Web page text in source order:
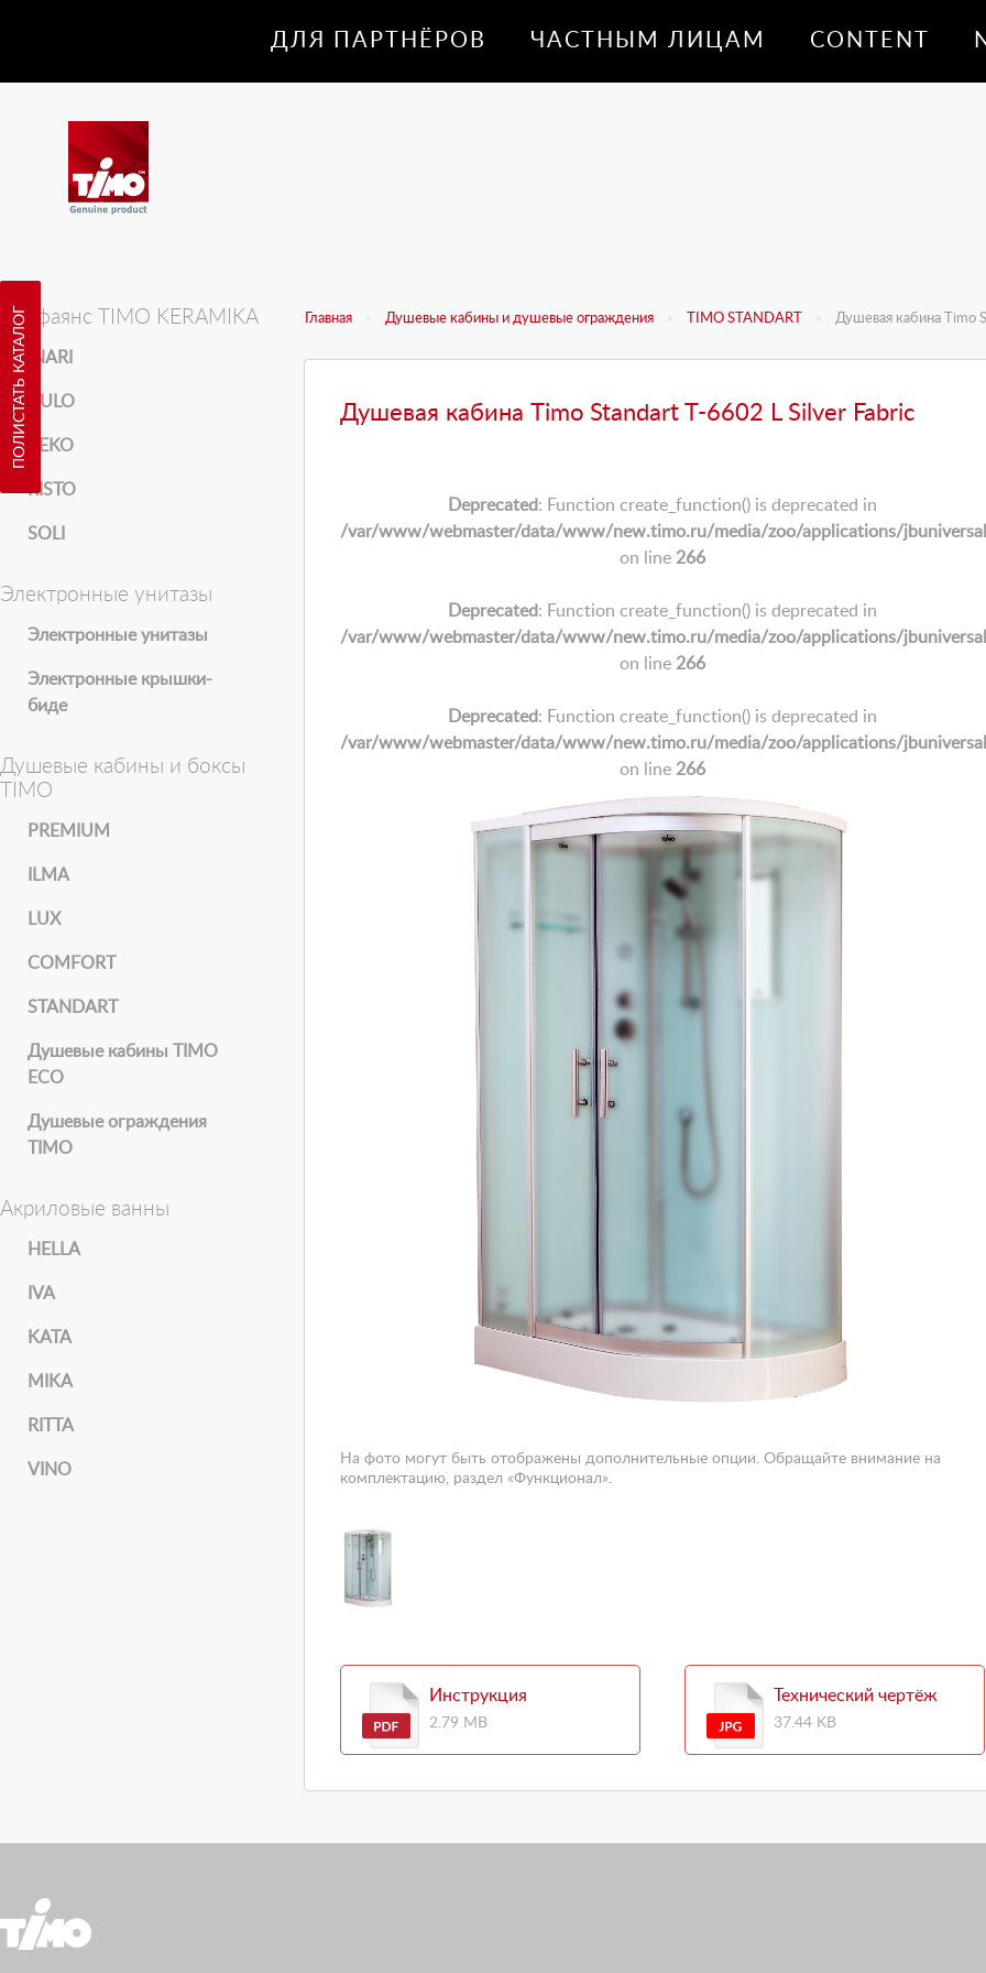
ДЛЯ ПАРТНЁРОВ ЧАСТНЫМ ЛИЦАМ CONTENT
ПОЛИСТАТЬ КАТАЛОГ Главная Душевые кабины и душевые ограждения TIMO STANDART Душевая кабина Timo
Душевая кабина Timo Standart T-6602 L Silver Fabric
Deprecated: Function create_function() is deprecated in
/var/www/webmaster/data/www/new.timo.ru/media/zoo/applications/
on line 266
Deprecated: Function create_function() is deprecated in
/var/www/webmaster/data/www/new.timo.ru/media/zoo/applications/
on line 266
Deprecated: Function create_function() is deprecated in
/var/www/webmaster/data/www/new.timo.ru/media/zoo/applications/
on line 266
На фото могут быть отображены дополнительные опции. Обращайте внимание на
комплектацию, раздел «Функционал».
Инструкция
2.79 MB
Технический чертёж
37.44 KB
Санфаянс TIMO KERAMIKA
INARI
KULO
REKO
RISTO
SOLI
Электронные унитазы
Электронные унитазы
Электронные крышки-
биде
Душевые кабины и боксы
TIMO
PREMIUM
ILMA
LUX
COMFORT
STANDART
Душевые кабины TIMO
ECO
Душевые ограждения
TIMO
Акриловые ванны
HELLA
IVA
KATA
MIKA
RITTA
VINO